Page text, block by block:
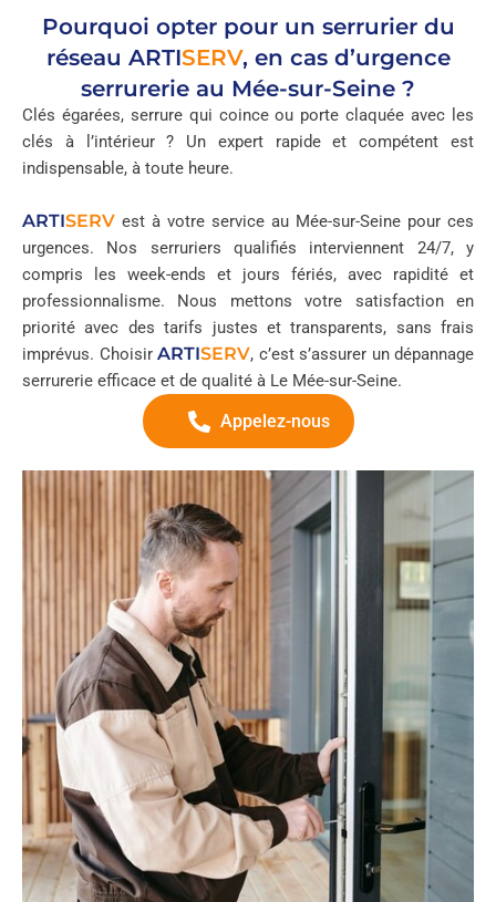
Pourquoi opter pour un serrurier du
réseau ARTISERV, en cas d’urgence
serrurerie au Mée-sur-Seine ?
Clés égarées, serrure qui coince ou porte claquée avec les
clés à l’intérieur ? Un expert rapide et compétent est
indispensable, à toute heure.
ARTISERV est à votre service au Mée-sur-Seine pour ces
urgences. Nos serruriers qualifiés interviennent 24/7, y
compris les week-ends et jours fériés, avec rapidité et
professionnalisme. Nous mettons votre satisfaction en
priorité avec des tarifs justes et transparents, sans frais
imprévus. Choisir ARTISERV, c’est s’assurer un dépannage
serrurerie efficace et de qualité à Le Mée-sur-Seine.
Appelez-nous